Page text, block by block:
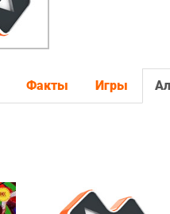
Факты Игры